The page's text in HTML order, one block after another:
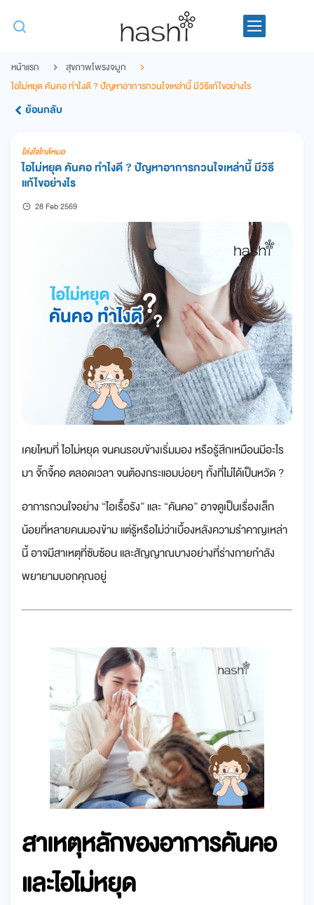
หน้าแรก
สุขภาพโพรงจมูก
ไอไม่หยุด คันคอ ทําไงดี ? ปัญหาอาการกวนใจเหล่านี้ มีวิธีแก้ไขอย่างไร
ย้อนกลับ
โล่งใจใกล้หมอ
ไอไม่หยุด คันคอ ทําไงดี ? ปัญหาอาการกวนใจเหล่านี้ มีวิธี
แก้ไขอย่างไร
28 Feb 2569
เคยไหมที่ ไอไม่หยุด จนคนรอบข้างเริ่มมอง หรือรู้สึกเหมือนมีอะไร
มา จั๊กจี้คอ ตลอดเวลา จนต้องกระแอมบ่อยๆ ทั้งที่ไม่ได้เป็นหวัด ?
อาการกวนใจอย่าง “ไอเรื้อรัง” และ “คันคอ” อาจดูเป็นเรื่องเล็ก
น้อยที่หลายคนมองข้าม แต่รู้หรือไม่ว่าเบื้องหลังความรำคาญเหล่า
นี้ อาจมีสาเหตุที่ซับซ้อน และสัญญาณบางอย่างที่ร่างกายกำลัง
พยายามบอกคุณอยู่
สาเหตุหลักของอาการคันคอ
และไอไม่หยุด